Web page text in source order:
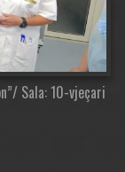
Sala: 10-vjeçari